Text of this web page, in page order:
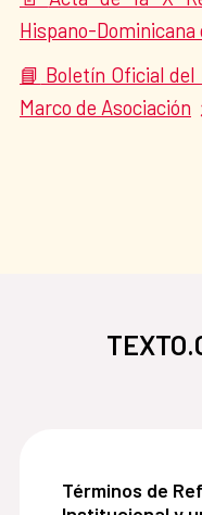
Hispano-
📘 Boletín Oficial del
Marco de Asociación
Términos de
Términos de